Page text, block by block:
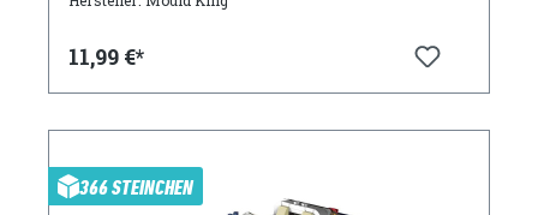
11,99 €*
366 STEINCHEN